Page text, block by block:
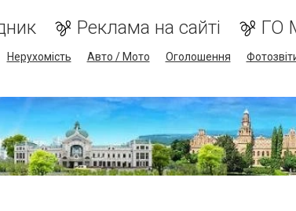
Реклама на сайті ГО
Нерухомість Авто / Мото Оголошення